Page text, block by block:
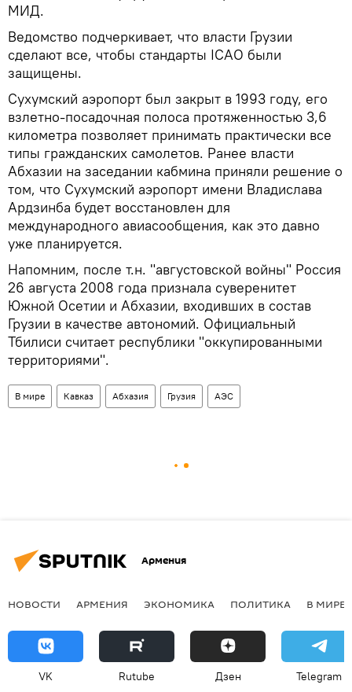
МИД.
Ведомство подчеркивает, что власти Грузии
сделают все, чтобы стандарты ICAO были
защищены.
Сухумский аэропорт был закрыт в 1993 году, его
взлетно-посадочная полоса протяженностью 3,6
километра позволяет принимать практически все
типы гражданских самолетов. Ранее власти
Абхазии на заседании кабмина приняли решение о
том, что Сухумский аэропорт имени Владислава
Ардзинба будет восстановлен для
международного авиасообщения, как это давно
уже планируется.
Напомним, после т.н. "августовской войны" Россия
26 августа 2008 года признала суверенитет
Южной Осетии и Абхазии, входивших в состав
Грузии в качестве автономий. Официальный
Тбилиси считает республики "оккупированными
территориями".
В мире Кавказ Абхазия Грузия АЭС
Армения
НОВОСТИ АРМЕНИЯ ЭКОНОМИКА ПОЛИТИКА В МИРЕ
VK Rutube Дзен Telegram